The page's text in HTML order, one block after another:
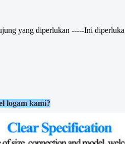
yang diperlukan -----Ini
logam kami?